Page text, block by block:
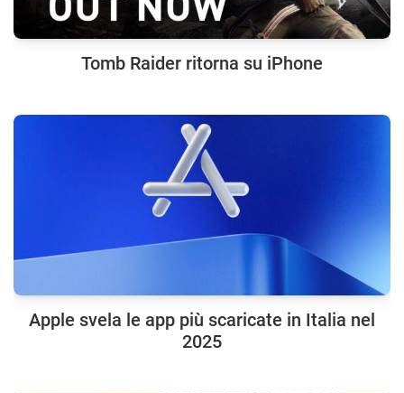
Tomb Raider ritorna su iPhone
Apple svela le app più scaricate in Italia nel
2025